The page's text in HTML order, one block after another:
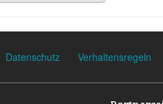
Datenschutz Verhaltensregeln